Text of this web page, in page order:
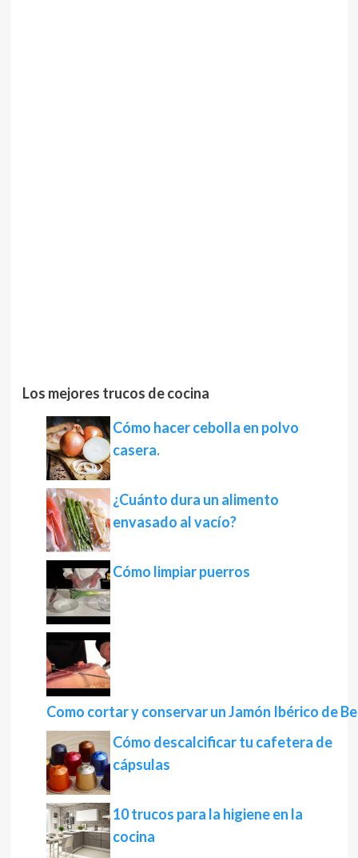
Los mejores trucos de cocina
Cómo hacer cebolla en polvo
casera.
¿Cuánto dura un alimento
envasado al vacío?
Cómo limpiar puerros
Como cortar y conservar un Jamón Ibérico de
Cómo descalcificar tu cafetera de
cápsulas
10 trucos para la higiene en la
cocina